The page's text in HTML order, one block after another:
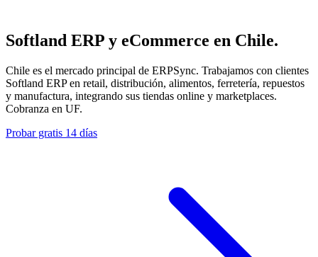
Softland ERP y eCommerce en Chile.
Chile es el mercado principal de ERPSync. Trabajamos con clientes
Softland ERP en retail, distribución, alimentos, ferretería, repuestos
y manufactura, integrando sus tiendas online y marketplaces.
Cobranza en UF.
Probar gratis 14 días